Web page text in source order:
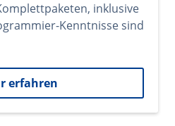
inklusive
Kenntnisse sind
erfahren